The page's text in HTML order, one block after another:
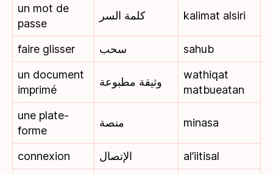
un mot de
passe
كلمة السر kalimat alsiri
faire glisser سحب
sahub
un document
imprimé
وثيقة مطبوعة
wathiqat
matbueatan
une plate-
forme
منصة minasa
connexion الإتصال
al’iitisal